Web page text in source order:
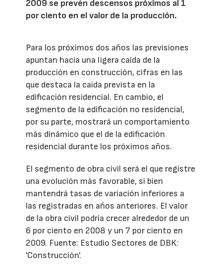
2009 se prevén descensos próximos al 1
por ciento en el valor de la producción.
Para los próximos dos años las previsiones
apuntan hacia una ligera caída de la
producción en construcción, cifras en las
que destaca la caída prevista en la
edificación residencial. En cambio, el
segmento de la edificación no residencial,
por su parte, mostrará un comportamiento
más dinámico que el de la edificación
residencial durante los próximos años.
El segmento de obra civil será el que registre
una evolución más favorable, si bien
mantendrá tasas de variación inferiores a
las registradas en años anteriores. El valor
de la obra civil podría crecer alrededor de un
6 por ciento en 2008 y un 7 por ciento en
2009. Fuente: Estudio Sectores de DBK:
'Construcción'.